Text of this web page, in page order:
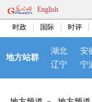
English
时政 国际 时评
地方站群
湖北 安
辽宁
宁